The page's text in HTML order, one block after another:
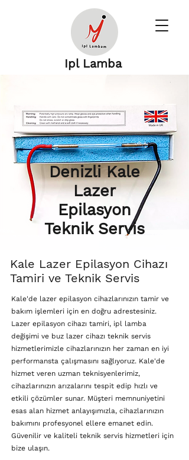
Ipl Lamba
Denizli Kale
Lazer
Epilasyon
Teknik Servis
Kale Lazer Epilasyon Cihazı
Tamiri ve Teknik Servis
Kale'de lazer epilasyon cihazlarınızın tamir ve
bakım işlemleri için en doğru adrestesiniz.
Lazer epilasyon cihazı tamiri, ipl lamba
değişimi ve buz lazer cihazı teknik servis
hizmetlerimizle cihazlarınızın her zaman en iyi
performansta çalışmasını sağlıyoruz. Kale'de
hizmet veren uzman teknisyenlerimiz,
cihazlarınızın arızalarını tespit edip hızlı ve
etkili çözümler sunar. Müşteri memnuniyetini
esas alan hizmet anlayışımızla, cihazlarınızın
bakımını profesyonel ellere emanet edin.
Güvenilir ve kaliteli teknik servis hizmetleri için
bize ulaşın.